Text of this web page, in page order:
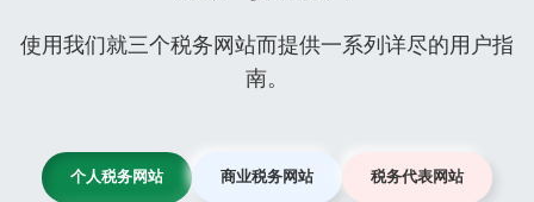
使用我们就三个税务网站而提供一系列详尽的用户指
南。
个人税务网站 商业税务网站 税务代表网站